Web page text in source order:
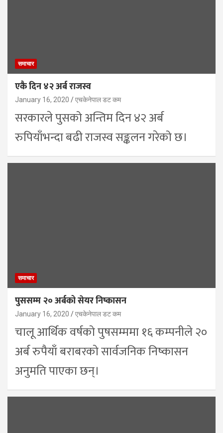
समाचार
एकै दिन ४२ अर्ब राजस्व
January 16, 2020 एचकेनेपाल डट कम
सरकारले पुसको अन्तिम दिन ४२ अर्ब
रुपियाँभन्दा बढी राजस्व सङ्कलन गरेको छ।
समाचार
पुससम्म २० अर्बको सेयर निष्कासन
January 16, 2020 एचकेनेपाल डट कम
चालू आर्थिक वर्षको पुषसम्ममा १६ कम्पनीले २०
अर्ब रुपैयाँ बराबरको सार्वजनिक निष्कासन
अनुमति पाएका छन्।